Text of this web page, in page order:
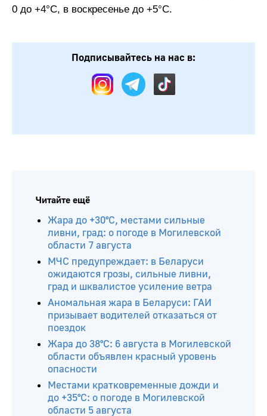
0 до +4°C, в воскресенье до +5°C.
Подписывайтесь на нас в:
Читайте ещё
Жара до +30°С, местами сильные
ливни, град: о погоде в Могилевской
области 7 августа
МЧС предупреждает: в Беларуси
ожидаются грозы, сильные ливни,
град и шквалистое усиление ветра
Аномальная жара в Беларуси: ГАИ
призывает водителей отказаться от
поездок